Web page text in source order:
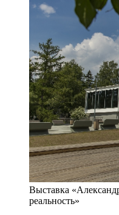
Выставка
реальность»